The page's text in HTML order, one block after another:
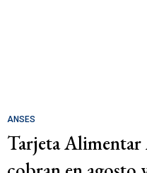
ANSES
Tarjeta Alimentar